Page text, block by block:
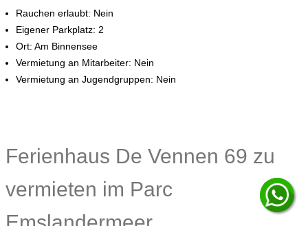
Rauchen erlaubt: Nein
Eigener Parkplatz: 2
Ort: Am Binnensee
Vermietung an Mitarbeiter: Nein
Vermietung an Jugendgruppen: Nein
Ferienhaus De Vennen 69 zu
vermieten im Parc